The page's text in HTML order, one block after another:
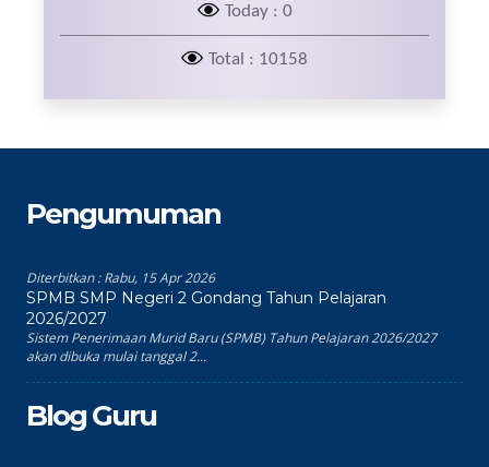
Today : 0
Total : 10158
Pengumuman
Diterbitkan :Rabu, 15 Apr 2026
SPMB SMP Negeri 2 Gondang Tahun Pelajaran
2026/2027
Sistem Penerimaan Murid Baru (SPMB) Tahun Pelajaran 2026/2027
akan dibuka mulai tanggal 2...
Blog Guru